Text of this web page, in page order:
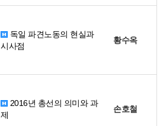
독일 파견노동의 현실과
시사점
황수옥
2016년 총선의 의미와 과
제
손호철